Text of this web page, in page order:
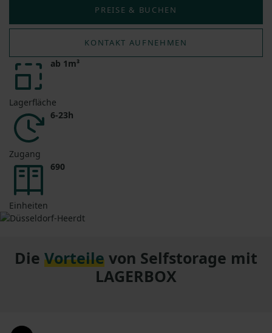
PREISE & BUCHEN
KONTAKT AUFNEHMEN
ab 1m³
Lagerfläche
6-23h
Zugang
690
Einheiten
Die Vorteile von Selfstorage mit
LAGERBOX